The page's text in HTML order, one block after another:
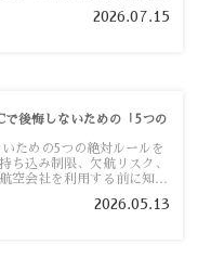
2026.07.15
で後悔しないための「5つの
ための5つの絶対ルールを
ち込み制限、欠航リスク、
空会社を利用する前に知っ
2026.05.13